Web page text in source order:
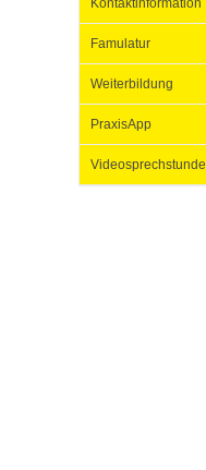
Kontaktinformation
Famulatur
Weiterbildung
PraxisApp
Videosprechstunde